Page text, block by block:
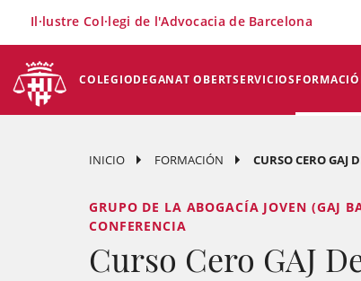
COLEGIODEGANAT OBERTSERVICIOS
Il·lustre Col·legi de l'Advocacia de Barcelona
INICIO FORMACIÓN CURSO CERO GAJ
GRUPO DE LA ABOGACÍA JOVEN (GAJ
CONFERENCIA
Curso Cero GAJ